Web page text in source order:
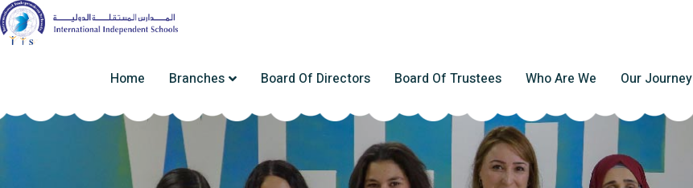
Home Branches Board Of Directors Board Of Trustees Who Are We Our Journey